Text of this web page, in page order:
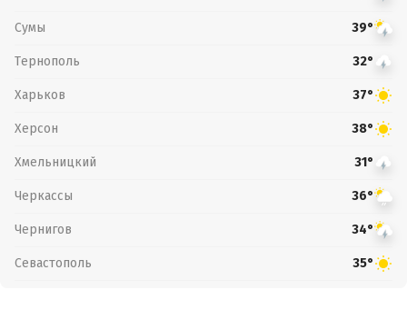
Сумы 39°
Тернополь 32°
Харьков 37°
Херсон 38°
Хмельницкий 31°
Черкассы 36°
Чернигов 34°
Севастополь 35°